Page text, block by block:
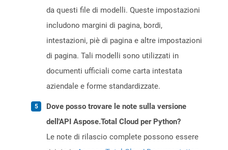
da questi file di modelli. Queste impostazioni
includono margini di pagina, bordi,
intestazioni, piè di pagina e altre impostazioni
di pagina. Tali modelli sono utilizzati in
documenti ufficiali come carta intestata
aziendale e forme standardizzate.
Dove posso trovare le note sulla versione
dell'API Aspose.Total Cloud per Python?
Le note di rilascio complete possono essere